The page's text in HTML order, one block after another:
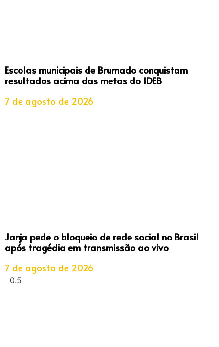
Escolas municipais de Brumado conquistam
resultados acima das metas do IDEB
7 de agosto de 2026
Janja pede o bloqueio de rede social no Brasil
após tragédia em transmissão ao vivo
7 de agosto de 2026